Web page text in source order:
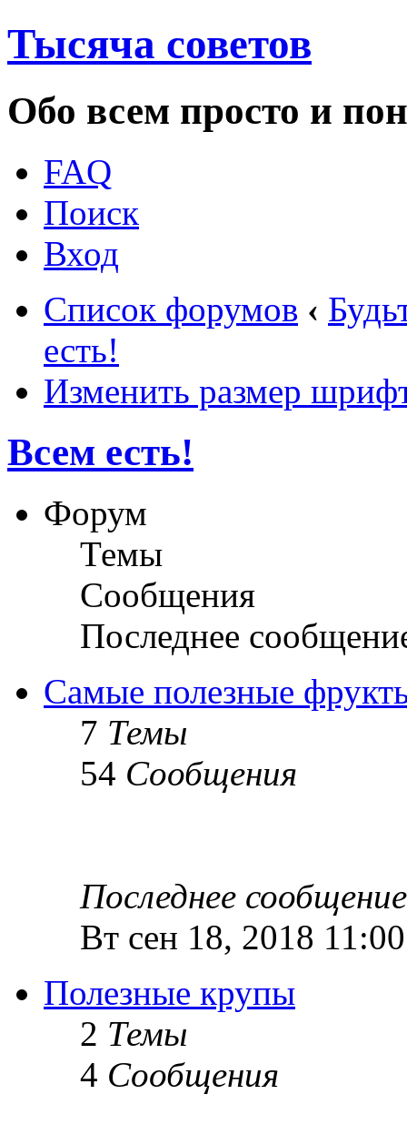
Тысяча советов
Обо всем просто и
FAQ
Поиск
Вход
Список форумов ‹
есть!
Изменить размер
Всем есть!
Форум
Темы
Сообщения
Последнее
Самые полезные
7 Темы
54 Сообщения
Последнее сообщение
Вт сен 18, 2018
Полезные крупы
2 Темы
4 Сообщения